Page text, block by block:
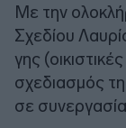
Με την
Σχεδίου
γης
σχεδιασμός
σε